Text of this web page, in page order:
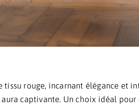
rouge, incarnant élégance et
aura captivante. Un choix idéal